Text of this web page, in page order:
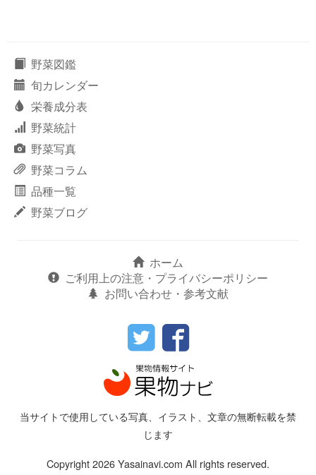
野菜図鑑
旬カレンダー
栄養成分表
野菜統計
野菜写真
野菜コラム
品種一覧
野菜ブログ
ホーム
ご利用上の注意・プライバシーポリシー
お問い合わせ・参考文献
当サイトで使用している写真、イラスト、文章の無断転載を禁
じます
Copyright 2026 Yasainavi.com All rights reserved.